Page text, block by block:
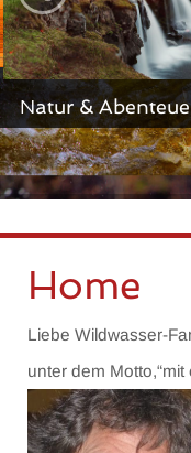
CANADIER
Canadier – Level 1:
Canadier – Level 2:
Canadier – Level 3:
Preisliste
KAJAK
Kajak Level 1:
Kajak Level 2:
Kajak Level 3:
Preise Kajakkurse
Natur &
Home
Liebe Wildwasser-
unter dem Motto,“mit